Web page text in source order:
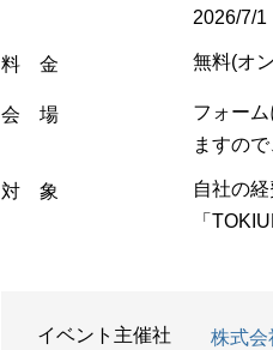
2026/7/
料 金 無料(オ
会 場
フォー
ますの
対 象
自社の
「
イベント主催社 株式会